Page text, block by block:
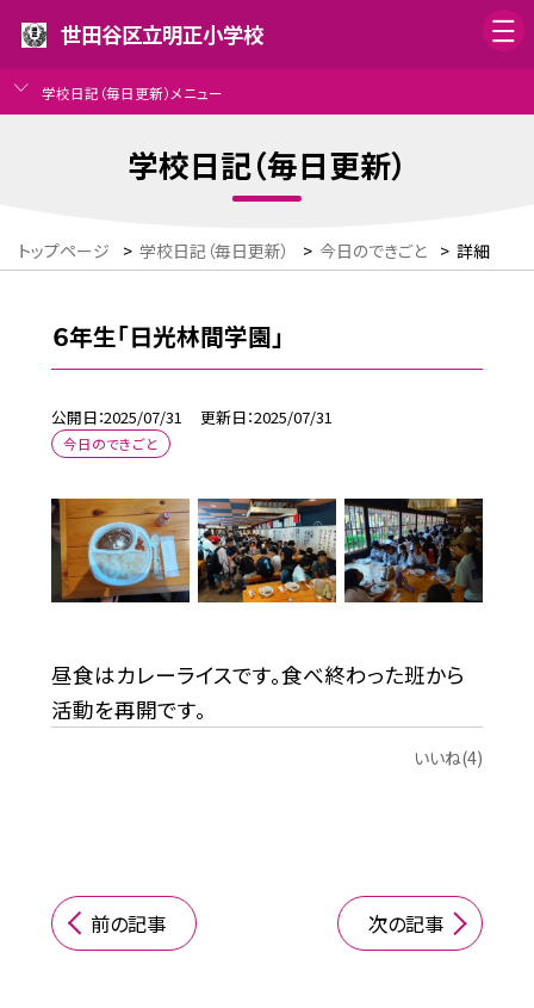
世田谷区立明正小学校
学校日記（毎日更新）メニュー
学校日記（毎日更新）
トップページ > 学校日記（毎日更新） > 今日のできごと > 詳細
６年生「日光林間学園」
公開日 2025/07/31 更新日 2025/07/31
今日のできごと
昼食はカレーライスです。食べ終わった班から
活動を再開です。
いいね(4)
前の記事 次の記事